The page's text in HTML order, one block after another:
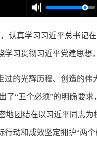
真学习习近平总书记
习贯彻习近平党建思想
的光辉历程、创造的伟
“五个必须”的明确要
团结在以习近平同志
动和成效坚定拥护“两个